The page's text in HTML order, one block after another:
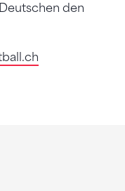
den